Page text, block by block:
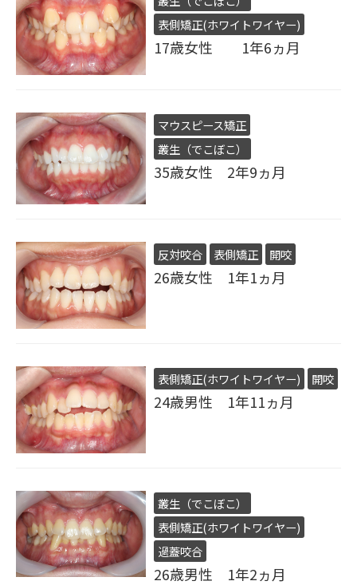
表側矯正(ホワイトワイヤー)
17歳女性 1年6ヵ月
マウスピース矯正
叢生（でこぼこ）
35歳女性 2年9ヵ月
反対咬合 表側矯正 開咬
26歳女性 1年1ヵ月
表側矯正(ホワイトワイヤー) 開咬
24歳男性 1年11ヵ月
叢生（でこぼこ）
表側矯正(ホワイトワイヤー)
過蓋咬合
26歳男性 1年2ヵ月